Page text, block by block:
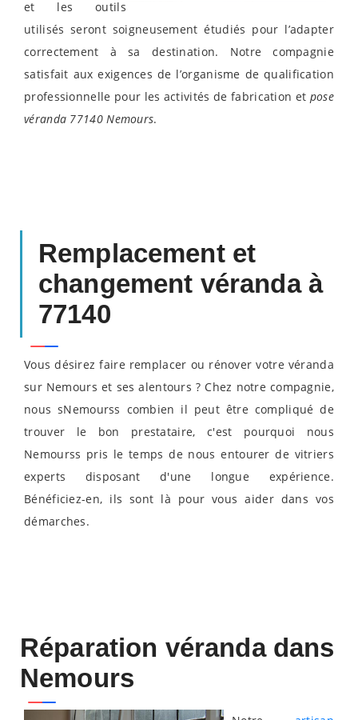
et les outils
utilisés seront soigneusement étudiés pour l’adapter
correctement à sa destination. Notre compagnie
satisfait aux exigences de l’organisme de qualification
professionnelle pour les activités de fabrication et pose
véranda 77140 Nemours.
Remplacement et
changement véranda à
77140
Vous désirez faire remplacer ou rénover votre véranda
sur Nemours et ses alentours ? Chez notre compagnie,
nous sNemourss combien il peut être compliqué de
trouver le bon prestataire, c'est pourquoi nous
Nemourss pris le temps de nous entourer de vitriers
experts disposant d'une longue expérience.
Bénéficiez-en, ils sont là pour vous aider dans vos
démarches.
Réparation véranda dans
Nemours